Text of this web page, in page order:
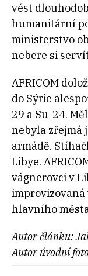
vést
humanitární
ministerstvo
nebere si
AFRICOM
do Sýrie
29 a Su-24.
nebyla zřejmá
armádě.
Libye.
vágnerovci v
hlavního
Autor článku:
Autor úvodní